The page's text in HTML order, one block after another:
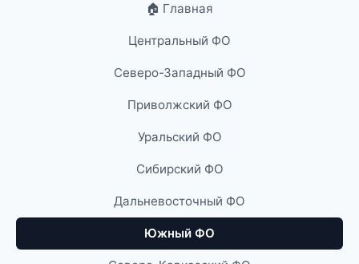
🏠 Главная
Центральный ФО
Северо-Западный ФО
Приволжский ФО
Уральский ФО
Сибирский ФО
Дальневосточный ФО
Южный ФО